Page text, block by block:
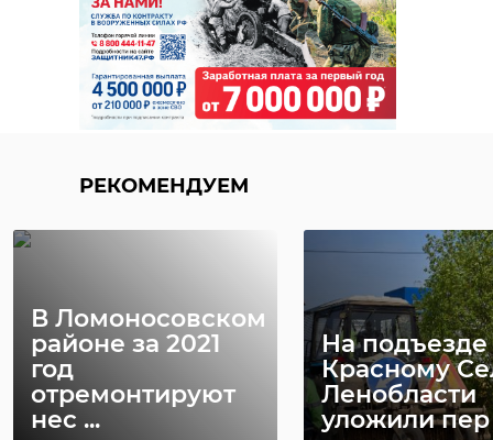
РЕКОМЕНДУЕМ
В Ломоносовском
районе за 2021
год
отремонтируют
нес ...
На подъезде
Красному
Ленобласти
уложили пер